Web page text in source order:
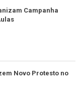
Campanha
Novo Protesto no